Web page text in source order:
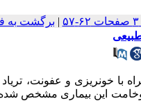
| برگشت به
با خونریزی و عفونت،
وخامت این بیماری مشخص